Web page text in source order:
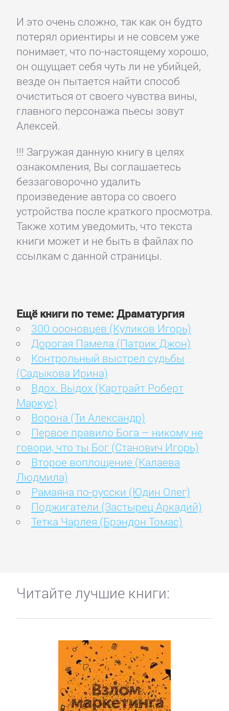
И это очень сложно, так как он будто
потерял ориентиры и не совсем уже
понимает, что по-настоящему хорошо,
он ощущает себя чуть ли не убийцей,
везде он пытается найти способ
очиститься от своего чувства вины,
главного персонажа пьесы зовут
Алексей.
!!! Загружая данную книгу в целях
ознакомления, Вы соглашаетесь
беззаговорочно удалить
произведение автора со своего
устройства после краткого просмотра.
Также хотим уведомить, что текста
книги может и не быть в файлах по
ссылкам с данной страницы.
Ещё книги по теме: Драматургия
300 оооновцев (Куликов Игорь)
Дорогая Памела (Патрик Джон)
Контрольный выстрел судьбы
(Садыкова Ирина)
Вдох. Выдох (Картрайт Роберт
Маркус)
Ворона (Ти Александр)
Первое правило Бога – никому не
говори, что ты Бог (Станович Игорь)
Второе воплощение (Калаева
Людмила)
Рамаяна по-русски (Юдин Олег)
Поджигатели (Застырец Аркадий)
Тетка Чарлея (Брэндон Томас)
Читайте лучшие книги: